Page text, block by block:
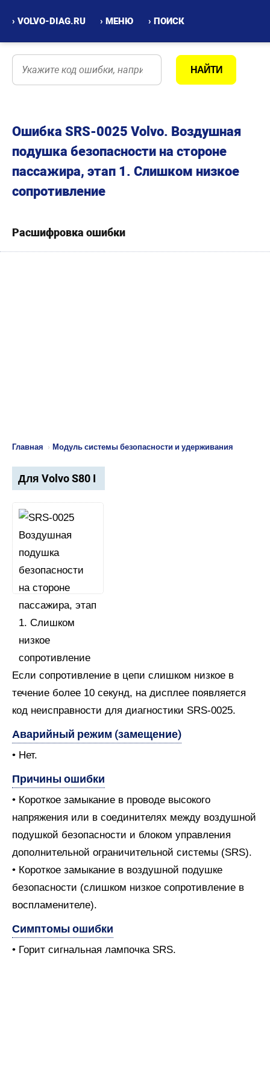
› VOLVO-DIAG.RU › МЕНЮ › ПОИСК
Ошибка SRS-0025 Volvo. Воздушная
подушка безопасности на стороне
пассажира, этап 1. Слишком низкое
сопротивление
Расшифровка ошибки
Главная › Модуль системы безопасности и удерживания
Для Volvo S80 I
Если сопротивление в цепи слишком низкое в
течение более 10 секунд, на дисплее появляется
код неисправности для диагностики SRS-0025.
Аварийный режим (замещение)
• Нет.
Причины ошибки
• Короткое замыкание в проводе высокого
напряжения или в соединителях между воздушной
подушкой безопасности и блоком управления
дополнительной ограничительной системы (SRS).
• Короткое замыкание в воздушной подушке
безопасности (слишком низкое сопротивление в
воспламенителе).
Симптомы ошибки
• Горит сигнальная лампочка SRS.